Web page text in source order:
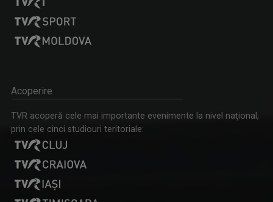
Acoperire
TVR acoperă cele mai importante evenimente la nivel naţional,
prin cele cinci studiouri teritoriale: